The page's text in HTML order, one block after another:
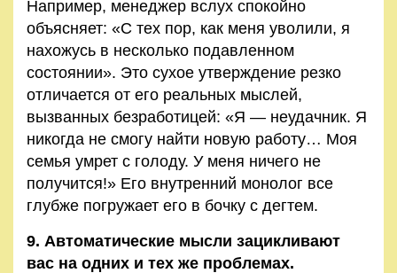
Например, менеджер вслух спокойно
объясняет: «С тех пор, как меня уволили, я
нахожусь в несколько подавленном
состоянии». Это сухое утверждение резко
отличается от его реальных мыслей,
вызванных безработицей: «Я — неудачник. Я
никогда не смогу найти новую работу… Моя
семья умрет с голоду. У меня ничего не
получится!» Его внутренний монолог все
глубже погружает его в бочку с дегтем.
9. Автоматические мысли зацикливают
вас на одних и тех же проблемах.